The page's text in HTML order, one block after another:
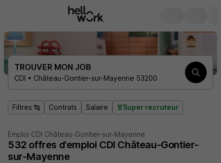
TROUVER MON JOB
CDI • Château-Gontier-sur-Mayenne 53200
Filtres Contrats Salaire Super recruteur
Emploi CDI Château-Gontier-sur-Mayenne
532 offres d'emploi CDI Château-Gontier-
sur-Mayenne